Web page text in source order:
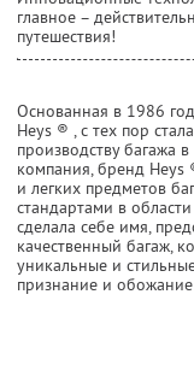
главное –
путешествия!
Основанная в 1986
Heys ® , с тех пор
производству багажа
компания, бренд
и легких предметов
стандартами в
сделала себе имя,
качественный багаж,
уникальные и
признание и